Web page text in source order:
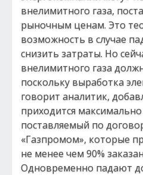
внелимитного газа,
рыночным ценам. Это
возможность в случае
снизить затраты. Но
внелимитного газа
поскольку выработка
говорит аналитик,
приходится
поставляемый по
«Газпромом», которые
не менее чем 90%
Одновременно падают